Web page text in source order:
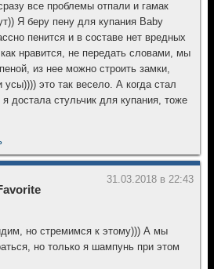
все проблемы отпали и гамак
Я беру пену для купания Baby
пенится и в составе нет вредных
нравится, не передать словами, мы
из нее можно строить замки,
это так весело. А когда стал
достала стульчик для купания, тоже
31.03.2018 в 22:43
но стремимся к этому))) А мы
но только я шампунь при этом